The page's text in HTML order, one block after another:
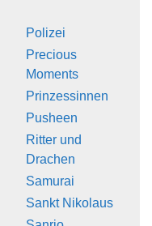
Polizei
Precious
Moments
Prinzessinnen
Pusheen
Ritter und
Drachen
Samurai
Sankt Nikolaus